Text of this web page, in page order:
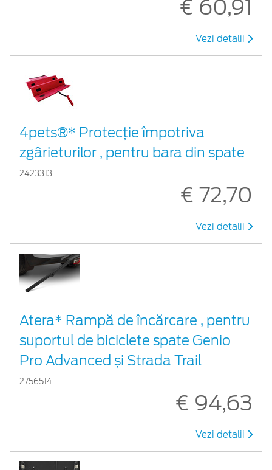
€ 60,91
Vezi detalii
4pets®* Protecție împotriva
zgârieturilor , pentru bara din spate
2423313
€ 72,70
Vezi detalii
Atera* Rampă de încărcare , pentru
suportul de biciclete spate Genio
Pro Advanced și Strada Trail
2756514
€ 94,63
Vezi detalii